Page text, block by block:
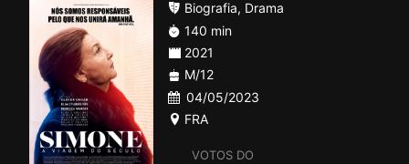
VOTOS DO
Biografia, Drama
140 min
2021
M/12
04/05/2023
FRA